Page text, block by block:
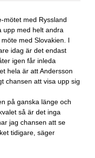
mötet med Ryssland
upp med helt andra
med Slovakien. I
idag är det endast
igen får inleda
hela är att Andersson
chansen att visa upp sig
på ganska länge och
så är det inga
jag chansen att se
tidigare, säger